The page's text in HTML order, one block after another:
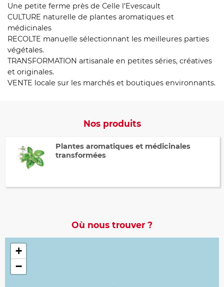
Une petite ferme près de Celle l'Evescault
CULTURE naturelle de plantes aromatiques et
médicinales
RECOLTE manuelle sélectionnant les meilleures parties
végétales.
TRANSFORMATION artisanale en petites séries, créatives
et originales.
VENTE locale sur les marchés et boutiques environnants.
Nos produits
Plantes aromatiques et médicinales
transformées
Où nous trouver ?
+
−